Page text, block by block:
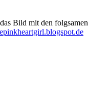
Bild mit den folgsamen